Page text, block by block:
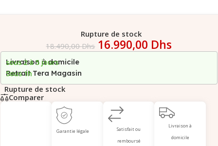
Rupture de stock
18.490,00Dhs 16.990,00 Dhs
Livraison à domicile
sous 2 à 5 jours
Retrait Tera Magasin
Sous 1h
Rupture de stock
Comparer
Garantie légale
Satisfait ou
remboursé
Livraison à
domicile